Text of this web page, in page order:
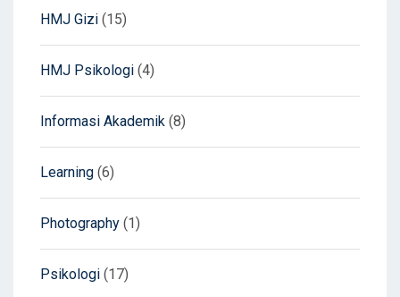
HMJ Gizi (15)
HMJ Psikologi (4)
Informasi Akademik (8)
Learning (6)
Photography (1)
Psikologi (17)